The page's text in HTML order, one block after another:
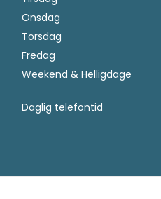
Onsdag
Torsdag
Fredag
Weekend & Helligdage
Daglig telefontid